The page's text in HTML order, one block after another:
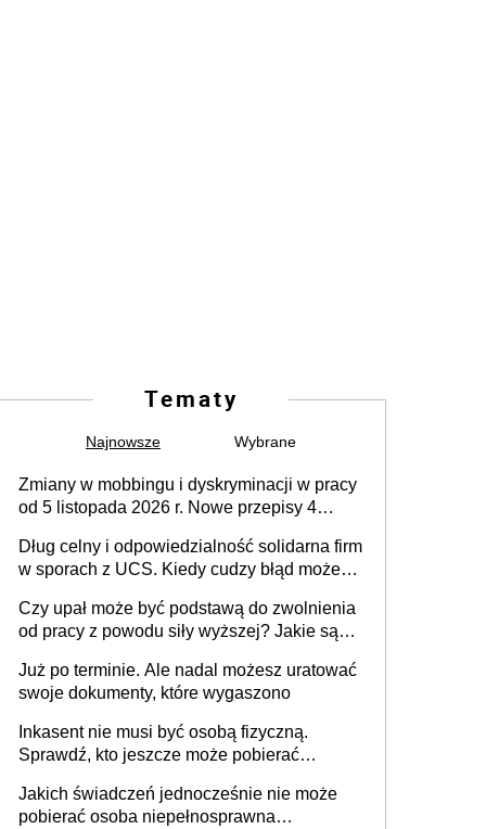
Tematy
Najnowsze Wybrane
Zmiany w mobbingu i dyskryminacji w pracy
od 5 listopada 2026 r. Nowe przepisy 4
Ustaw
Dług celny i odpowiedzialność solidarna firm
w sporach z UCS. Kiedy cudzy błąd może
Czy upał może być podstawą do zwolnienia
od pracy z powodu siły wyższej? Jakie są
Już po terminie. Ale nadal możesz uratować
swoje dokumenty, które wygaszono
Inkasent nie musi być osobą fizyczną.
Sprawdź, kto jeszcze może pobierać
Jakich świadczeń jednocześnie nie może
pobierać osoba niepełnosprawna